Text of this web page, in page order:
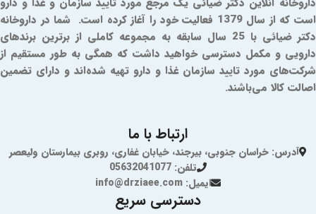
است که از سال 1379 فعالیت خود را آغاز کرده است. شما در داروخانه
دکتر ضیائی با 25 سال سابقه به مجموعه کاملی از برترین برندهای
دارویی و مکمل دسترسی خواهید داشت که همگی به طور مستقیم از
شرکت‌های مورد تایید سازمان غذا و دارو تهیه شده‌اند و دارای تضمین
اصالت کالا می‌باشند.
ارتباط با ما
آدرس: خراسان جنوبی، بیرجند، خیابان غفاری، روبری بیمارستان ولیعصر
تلفن: 05632041077
ایمیل: info@drziaee.com
دسترسی سریع